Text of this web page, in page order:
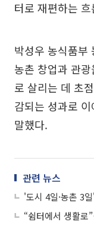
터로 재편하는
박성우 농식품부
농촌 창업과 관
로 살리는 데 초
감되는 성과로
말했다.
관련 뉴스
'도시 4일·농촌 3
“쉼터에서 생활로